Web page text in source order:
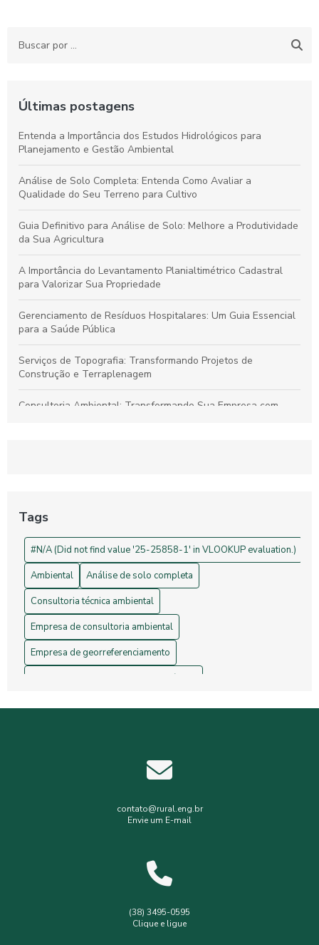
Últimas postagens
Entenda a Importância dos Estudos Hidrológicos para
Planejamento e Gestão Ambiental
Análise de Solo Completa: Entenda Como Avaliar a
Qualidade do Seu Terreno para Cultivo
Guia Definitivo para Análise de Solo: Melhore a Produtividade
da Sua Agricultura
A Importância do Levantamento Planialtimétrico Cadastral
para Valorizar Sua Propriedade
Gerenciamento de Resíduos Hospitalares: Um Guia Essencial
para a Saúde Pública
Serviços de Topografia: Transformando Projetos de
Construção e Terraplenagem
Consultoria Ambiental: Transformando Sua Empresa com
Construção Civil
Drones na Topografia: Revolucionando Medições e Mapas
Tags
#N/A (Did not find value '25-25858-1' in VLOOKUP evaluation.)
Ambiental
Análise de solo completa
Consultoria técnica ambiental
Empresa de consultoria ambiental
Empresa de georreferenciamento
Empresa de gerenciamento de resíduos
Gerenciamento de resíduos hospitalares
Gerenciamento de resíduos sólidos
Levantamento planialtimétrico cadastral
Levantamento topográfico com drone
contato@rural.eng.br
Envie um E-mail
(38) 3495-0595
Clique e ligue